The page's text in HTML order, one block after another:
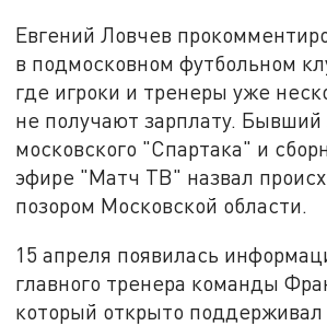
Евгений Ловчев
в подмосковном футбольном
где игроки и тренеры уже
не получают зарплату.
московского "Спартака" и
эфире "Матч ТВ" назвал
позором Московской области.
15 апреля появилась
главного тренера команды
который открыто